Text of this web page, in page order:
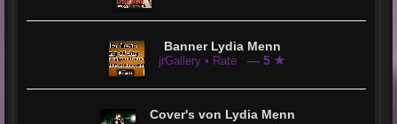
Banner Lydia Menn
jrGallery • Rate — 5 ★
Cover's von Lydia Menn